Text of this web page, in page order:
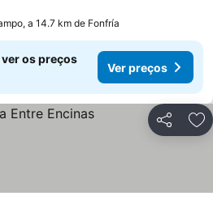
a 14.7 km de Fonfría
os preços
Ver preços
Partilhar